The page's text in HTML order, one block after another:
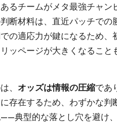
るチームがメタ最強チャ
断材料は、直近パッチで
の適応力が鍵になるため
ッページが大きくなること
、 オッズは情報の圧縮であ
存在するため、わずかな
典型的な落とし穴を避け、